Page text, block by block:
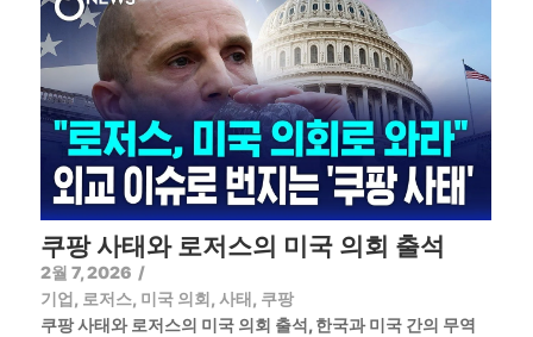
쿠팡 사태와 로저스의 미국 의회 출석
2월 7, 2026 /
기업 , 로저스, 미국 의회 ,사태 , 쿠팡
쿠팡 사태와 로저스의 미국 의회 출석, 한국과 미국 간의 무역